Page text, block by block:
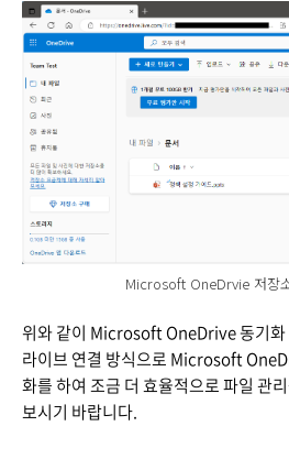
Microsoft OneDrvie 저장
위와 같이 Microsoft OneDrive 동기화
라이브 연결 방식으로 Microsoft
화를 하여 조금 더 효율적으로 파일 관
보시기 바랍니다.